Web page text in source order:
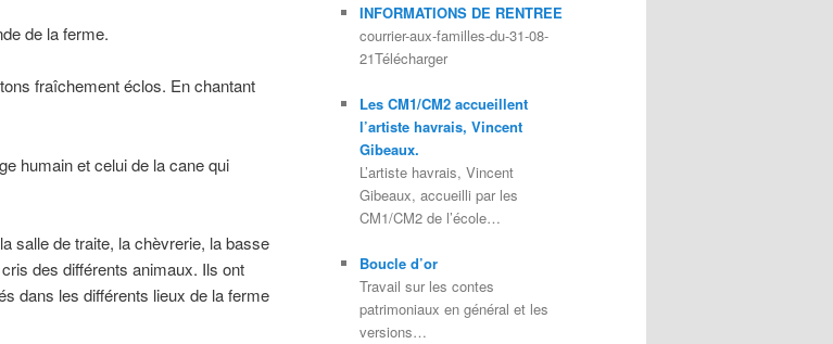
de la ferme.
fraîchement éclos. En chantant
humain et celui de la cane qui
salle de traite, la chèvrerie, la basse
des différents animaux. Ils ont
dans les différents lieux de la ferme
INFORMATIONS DE RENTREE
courrier-aux-familles-du-31-08-
21Télécharger
Les CM1/CM2 accueillent
l’artiste havrais, Vincent
Gibeaux.
L’artiste havrais, Vincent
Gibeaux, accueilli par les
CM1/CM2 de l’école…
Boucle d’or
Travail sur les contes
patrimoniaux en général et les
versions…